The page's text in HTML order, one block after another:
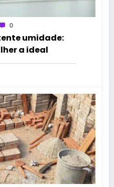
0
umidade:
a ideal